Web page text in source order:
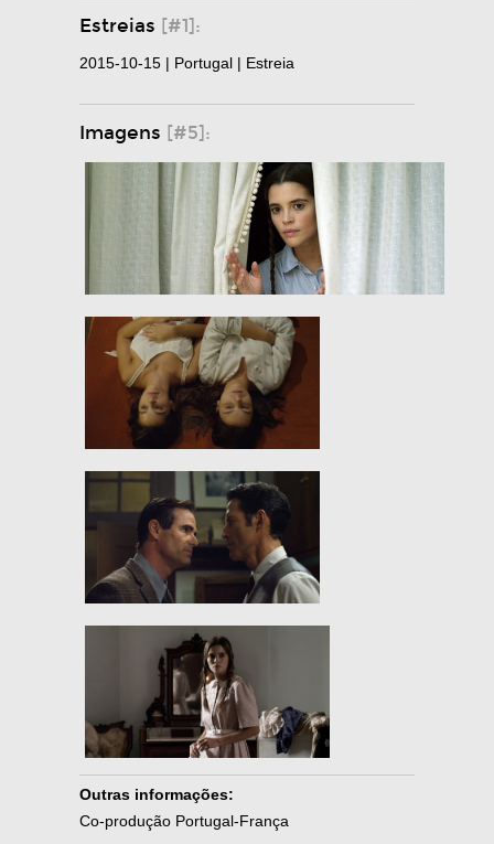
Estreias [#1]:
2015-10-15 | Portugal | Estreia
Imagens [#5]:
Outras informações:
Co-produção Portugal-França